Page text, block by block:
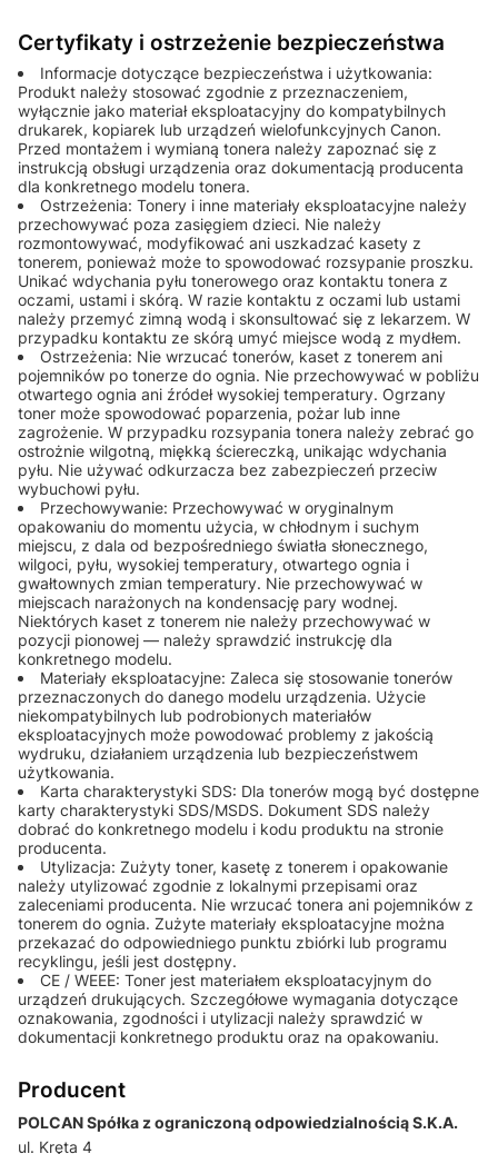
Certyfikaty i ostrzeżenie bezpieczeństwa
Informacje dotyczące bezpieczeństwa i użytkowania:
Produkt należy stosować zgodnie z przeznaczeniem,
wyłącznie jako materiał eksploatacyjny do kompatybilnych
drukarek, kopiarek lub urządzeń wielofunkcyjnych Canon.
Przed montażem i wymianą tonera należy zapoznać się z
instrukcją obsługi urządzenia oraz dokumentacją producenta
dla konkretnego modelu tonera.
Ostrzeżenia: Tonery i inne materiały eksploatacyjne należy
przechowywać poza zasięgiem dzieci. Nie należy
rozmontowywać, modyfikować ani uszkadzać kasety z
tonerem, ponieważ może to spowodować rozsypanie proszku.
Unikać wdychania pyłu tonerowego oraz kontaktu tonera z
oczami, ustami i skórą. W razie kontaktu z oczami lub ustami
należy przemyć zimną wodą i skonsultować się z lekarzem. W
przypadku kontaktu ze skórą umyć miejsce wodą z mydłem.
Ostrzeżenia: Nie wrzucać tonerów, kaset z tonerem ani
pojemników po tonerze do ognia. Nie przechowywać w pobliżu
otwartego ognia ani źródeł wysokiej temperatury. Ogrzany
toner może spowodować poparzenia, pożar lub inne
zagrożenie. W przypadku rozsypania tonera należy zebrać go
ostrożnie wilgotną, miękką ściereczką, unikając wdychania
pyłu. Nie używać odkurzacza bez zabezpieczeń przeciw
wybuchowi pyłu.
Przechowywanie: Przechowywać w oryginalnym
opakowaniu do momentu użycia, w chłodnym i suchym
miejscu, z dala od bezpośredniego światła słonecznego,
wilgoci, pyłu, wysokiej temperatury, otwartego ognia i
gwałtownych zmian temperatury. Nie przechowywać w
miejscach narażonych na kondensację pary wodnej.
Niektórych kaset z tonerem nie należy przechowywać w
pozycji pionowej — należy sprawdzić instrukcję dla
konkretnego modelu.
Materiały eksploatacyjne: Zaleca się stosowanie tonerów
przeznaczonych do danego modelu urządzenia. Użycie
niekompatybilnych lub podrobionych materiałów
eksploatacyjnych może powodować problemy z jakością
wydruku, działaniem urządzenia lub bezpieczeństwem
użytkowania.
Karta charakterystyki SDS: Dla tonerów mogą być dostępne
karty charakterystyki SDS/MSDS. Dokument SDS należy
dobrać do konkretnego modelu i kodu produktu na stronie
producenta.
Utylizacja: Zużyty toner, kasetę z tonerem i opakowanie
należy utylizować zgodnie z lokalnymi przepisami oraz
zaleceniami producenta. Nie wrzucać tonera ani pojemników z
tonerem do ognia. Zużyte materiały eksploatacyjne można
przekazać do odpowiedniego punktu zbiórki lub programu
recyklingu, jeśli jest dostępny.
CE / WEEE: Toner jest materiałem eksploatacyjnym do
urządzeń drukujących. Szczegółowe wymagania dotyczące
oznakowania, zgodności i utylizacji należy sprawdzić w
dokumentacji konkretnego produktu oraz na opakowaniu.
Producent
POLCAN Spółka z ograniczoną odpowiedzialnością S.K.A.
ul. Kręta 4